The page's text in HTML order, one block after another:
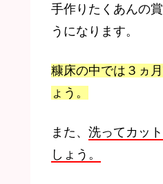
手作りたくあんの
うになります。
糠床の中では３ヵ
ょう。
また、 洗ってカッ
しょう。